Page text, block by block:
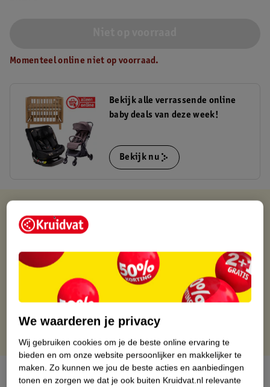
Momenteel online niet op voorraad.
Bekijk alle verrassende online
baby deals van deze week!
Bekijk nu
Van Asten Babysuperstore
Binnen 1 werkdag verstuurd
Gratis thuisbezorgd
Gratis retourneren via verkooppartner.
Gratis punten met je Kruidvat kaart
Over dit product
We waarderen je privacy
Wij gebruiken cookies om je de beste online ervaring te
bieden en om onze website persoonlijker en makkelijker te
maken. Zo kunnen we jou de beste acties en aanbiedingen
tonen en zorgen we dat je ook buiten Kruidvat.nl relevante